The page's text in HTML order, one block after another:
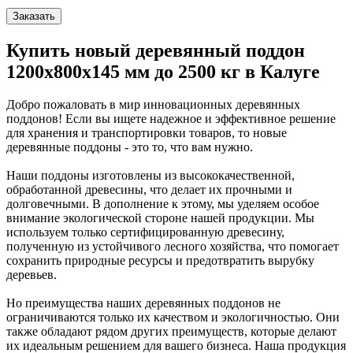
Заказать
Купить новый деревянный поддон
1200x800x145 мм до 2500 кг в Калуге
Добро пожаловать в мир инновационных деревянных
поддонов! Если вы ищете надежное и эффективное решение
для хранения и транспортировки товаров, то новые
деревянные поддоны - это то, что вам нужно.
Наши поддоны изготовлены из высококачественной,
обработанной древесины, что делает их прочными и
долговечными. В дополнение к этому, мы уделяем особое
внимание экологической стороне нашей продукции. Мы
используем только сертифицированную древесину,
полученную из устойчивого лесного хозяйства, что помогает
сохранить природные ресурсы и предотвратить вырубку
деревьев.
Но преимущества наших деревянных поддонов не
ограничиваются только их качеством и экологичностью. Они
также обладают рядом других преимуществ, которые делают
их идеальным решением для вашего бизнеса. Наша продукция